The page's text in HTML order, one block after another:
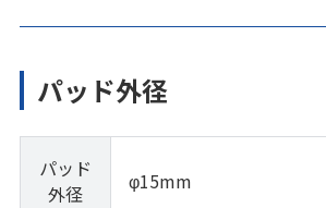
パッド外径
パッド
外径
φ15mm